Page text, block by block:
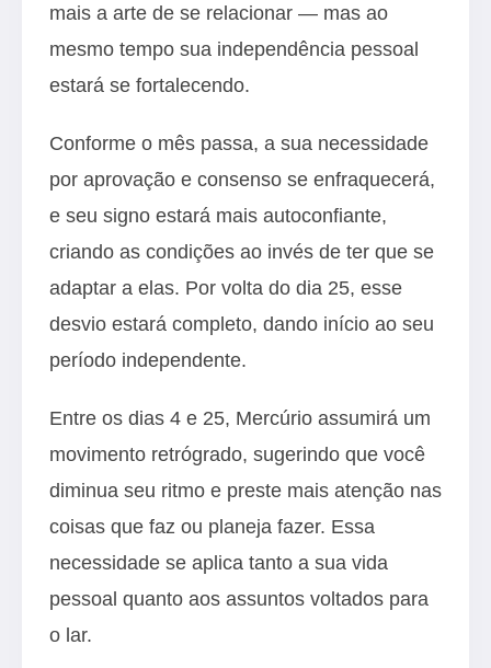
mais a arte de se relacionar — mas ao
mesmo tempo sua independência pessoal
estará se fortalecendo.
Conforme o mês passa, a sua necessidade
por aprovação e consenso se enfraquecerá,
e seu signo estará mais autoconfiante,
criando as condições ao invés de ter que se
adaptar a elas. Por volta do dia 25, esse
desvio estará completo, dando início ao seu
período independente.
Entre os dias 4 e 25, Mercúrio assumirá um
movimento retrógrado, sugerindo que você
diminua seu ritmo e preste mais atenção nas
coisas que faz ou planeja fazer. Essa
necessidade se aplica tanto a sua vida
pessoal quanto aos assuntos voltados para
o lar.